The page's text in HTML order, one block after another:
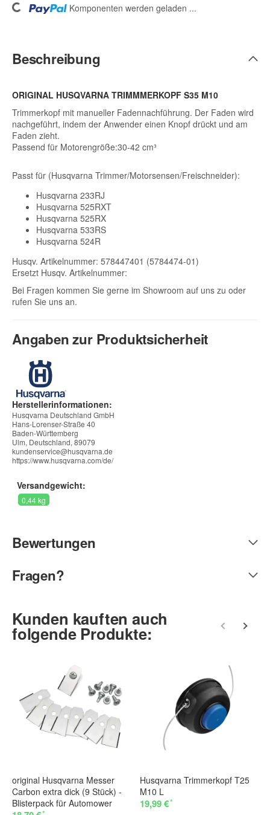
Komponenten werden geladen ...
Beschreibung
ORIGINAL HUSQVARNA TRIMMMERKOPF S35 M10
Trimmerkopf mit manueller Fadennachführung. Der Faden wird
nachgeführt, indem der Anwender einen Knopf drückt und am
Faden zieht.
Passend für Motorengröße:30-42 cm³
Passt für (Husqvarna Trimmer/Motorsensen/Freischneider):
Husqvarna 233RJ
Husqvarna 525RXT
Husqvarna 525RX
Husqvarna 533RS
Husqvarna 524R
Husqv. Artikelnummer: 578447401 (5784474-01)
Ersetzt Husqv. Artikelnummer:
Bei Fragen kommen Sie gerne im Showroom auf uns zu oder
rufen Sie uns an.
Angaben zur Produktsicherheit
Herstellerinformationen:
Husqvarna Deutschland GmbH
Hans-Lorenser-Straße 40
Baden-Württemberg
Ulm, Deutschland, 89079
kundenservice@husqvarna.de
https://www.husqvarna.com/de/
Versandgewicht:
0,44 kg
Bewertungen
Fragen?
Kontaktdaten
Alle mit *markierten Felder sind Pflichtfelder.
Vorname
Kunden kauften auch
folgende Produkte:
original Husqvarna Messer
Carbon extra dick (9 Stück) -
Blisterpack für Automower
Husqvarna Trimmerkopf T25
M10 L
19,99 €*